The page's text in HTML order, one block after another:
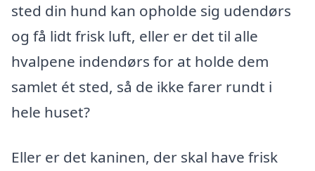
sted din hund kan opholde sig udendørs
og få lidt frisk luft, eller er det til alle
hvalpene indendørs for at holde dem
samlet ét sted, så de ikke farer rundt i
hele huset?
Eller er det kaninen, der skal have frisk